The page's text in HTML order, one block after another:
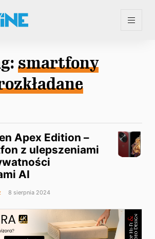
smartfony
Apex Edition –
z ulepszeniami
AI
8 sierpnia 2024